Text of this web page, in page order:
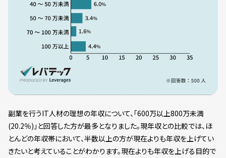
副業を行うIT人材の理想の年収について、「600万以上800万未満
(20.2％)」と回答した方が最多となりました。現年収との比較では、ほ
とんどの年収帯において、半数以上の方が現在よりも年収を上げてい
きたいと考えていることがわかります。現在よりも年収を上げる目的で